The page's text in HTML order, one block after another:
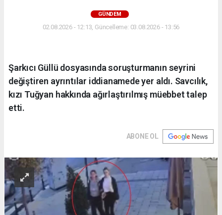
GÜNDEM
02.08.2026 - 12:13, Güncelleme: 03.08.2026 - 13:56
Şarkıcı Güllü dosyasında soruşturmanın seyrini
değiştiren ayrıntılar iddianamede yer aldı. Savcılık,
kızı Tuğyan hakkında ağırlaştırılmış müebbet talep
etti.
ABONE OL